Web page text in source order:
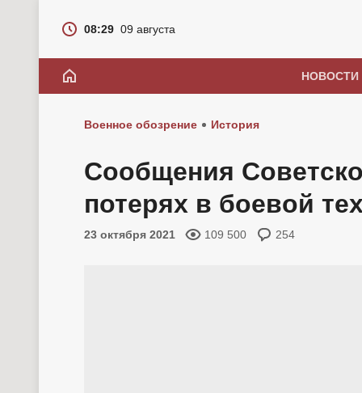
08:29 09 августа
НОВОСТИ
Военное обозрение История
Сообщения
потерях в боевой
23 октября 2021 109 500 254